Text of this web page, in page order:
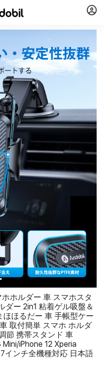
ホルダー 車 スマホスタ
ダー 2in1 粘着ゲル吸盤＆
ほるだー 車 手帳型ケー
取付簡単 スマホ ホルダ
節 携帯スタンド 車
iPhone 12 Xperia
インチ全機種対応 日本語